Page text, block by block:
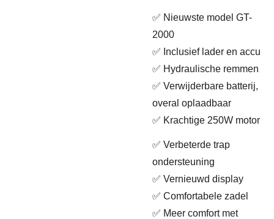
✅ Nieuwste model GT-
2000
✅ Inclusief lader en accu
✅ Hydraulische remmen
✅ Verwijderbare batterij,
overal oplaadbaar
✅ Krachtige 250W motor
✅ Verbeterde trap
ondersteuning
✅ Vernieuwd display
✅ Comfortabele zadel
✅ Meer comfort met